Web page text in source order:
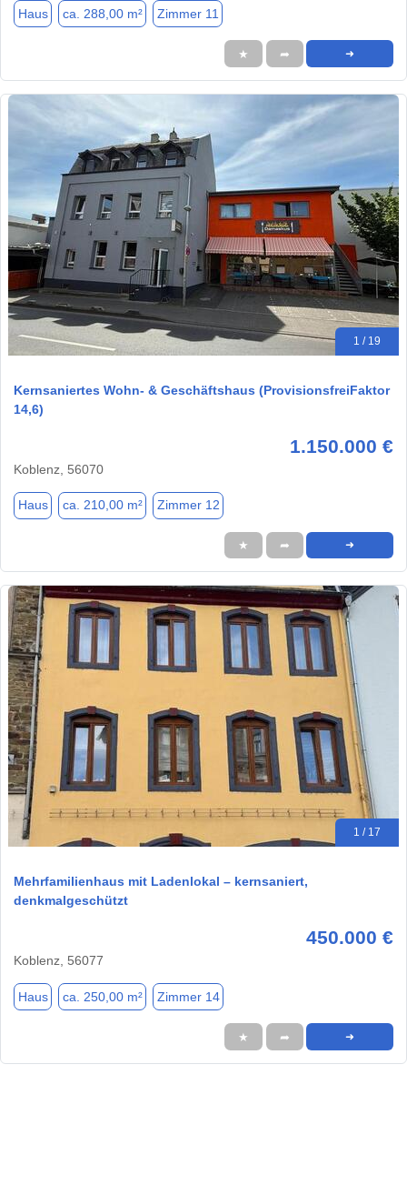
Haus ca. 288,00 m² Zimmer 11
★ ➦ ➜
1 / 19
Kernsaniertes Wohn- & Geschäftshaus (ProvisionsfreiFaktor
14,6)
1.150.000 €
Koblenz, 56070
Haus ca. 210,00 m² Zimmer 12
★ ➦ ➜
1 / 17
Mehrfamilienhaus mit Ladenlokal – kernsaniert,
denkmalgeschützt
450.000 €
Koblenz, 56077
Haus ca. 250,00 m² Zimmer 14
★ ➦ ➜